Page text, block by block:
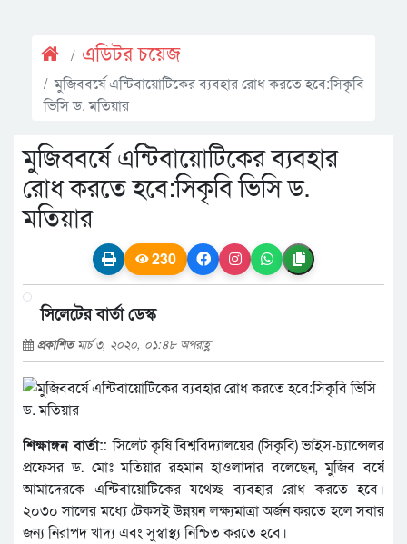
এডিটর চয়েজ
মুজিববর্ষে এন্টিবায়োটিকের ব্যবহার রোধ করতে হবে:সিকৃবি
ভিসি ড. মতিয়ার
মুজিববর্ষে এন্টিবায়োটিকের ব্যবহার
রোধ করতে হবে:সিকৃবি ভিসি ড.
মতিয়ার
230
সিলেটের বার্তা ডেস্ক
প্রকাশিতমার্চ ৩, ২০২০, ০১:৪৮ অপরাহ্ণ
শিক্ষাঙ্গন বার্তা::সিলেট কৃষি বিশ্ববিদ্যালয়ের (সিকৃবি) ভাইস-চ্যান্সেলর
প্রফেসর ড. মোঃ মতিয়ার রহমান হাওলাদার বলেছেন, মুজিব বর্ষে
আমাদেরকে এন্টিবায়োটিকের যথেচ্ছ ব্যবহার রোধ করতে হবে।
২০৩০ সালের মধ্যে টেকসই উন্নয়ন লক্ষ্যমাত্রা অর্জন করতে হলে সবার
জন্য নিরাপদ খাদ্য এবং সুস্বাস্থ্য নিশ্চিত করতে হবে।